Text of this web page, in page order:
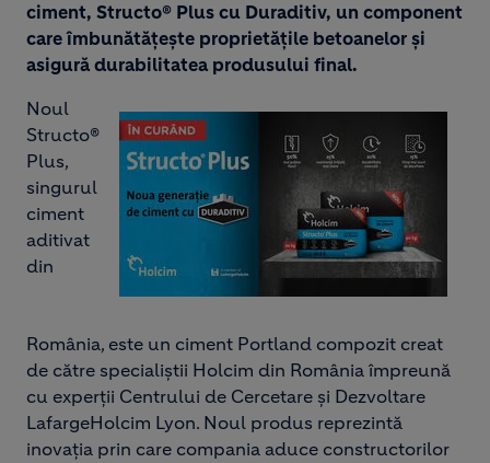
ciment, Structo® Plus cu Duraditiv, un component
care îmbunătățește proprietățile betoanelor și
asigură durabilitatea produsului final.
Image
Noul
Structo®
Plus,
singurul
ciment
aditivat
din
România, este un ciment Portland compozit creat
de către specialiștii Holcim din România împreună
cu experții Centrului de Cercetare şi Dezvoltare
LafargeHolcim Lyon. Noul produs reprezintă
inovația prin care compania aduce constructorilor